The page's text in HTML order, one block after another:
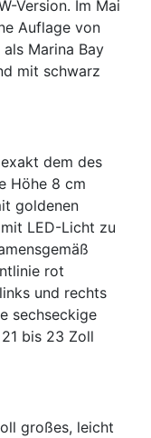
Version. Im Mai
Auflage von
Marina Bay
mit schwarz
dem des
Höhe 8 cm
goldenen
LED-Licht zu
rot
und rechts
sechseckige
bis 23 Zoll
großes, leicht